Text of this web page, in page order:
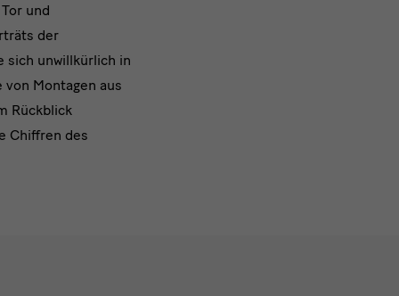
und
der
sich unwillkürlich in
Montagen aus
Rückblick
Chiffren des